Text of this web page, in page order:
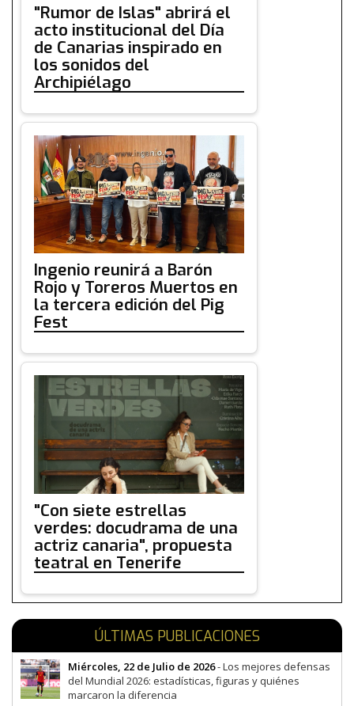
"Rumor de Islas" abrirá el
acto institucional del Día
de Canarias inspirado en
los sonidos del
Archipiélago
Ingenio reunirá a Barón
Rojo y Toreros Muertos en
la tercera edición del Pig
Fest
"Con siete estrellas
verdes: docudrama de una
actriz canaria", propuesta
teatral en Tenerife
ÚLTIMAS PUBLICACIONES
Miércoles, 22 de Julio de 2026- Los mejores defensas
del Mundial 2026: estadísticas, figuras y quiénes
marcaron la diferencia